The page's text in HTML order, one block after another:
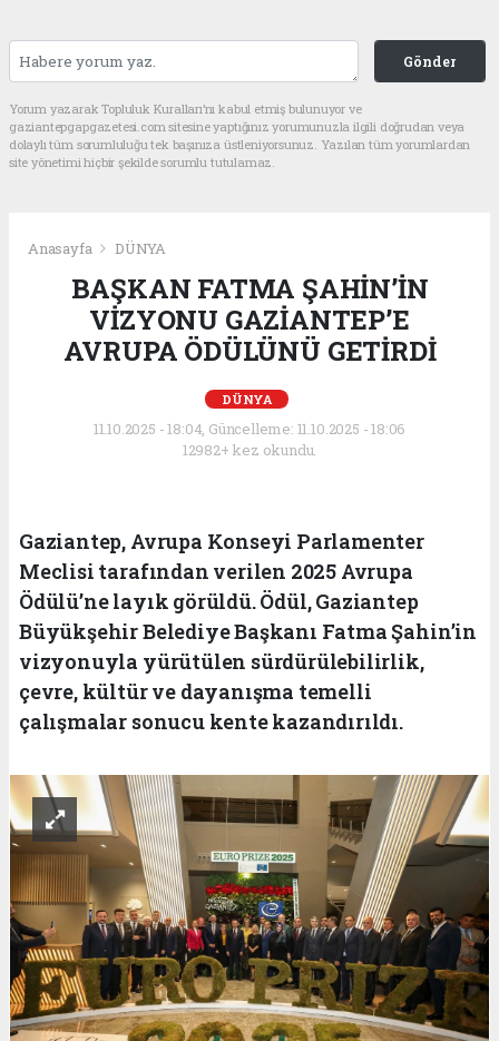
Gönder
Yorum yazarak Topluluk Kuralları’nı kabul etmiş bulunuyor ve
gaziantepgapgazetesi.com sitesine yaptığınız yorumunuzla ilgili doğrudan veya
dolaylı tüm sorumluluğu tek başınıza üstleniyorsunuz. Yazılan tüm yorumlardan
site yönetimi hiçbir şekilde sorumlu tutulamaz.
Anasayfa DÜNYA
BAŞKAN FATMA ŞAHİN’İN
VİZYONU GAZİANTEP’E
AVRUPA ÖDÜLÜNÜ GETİRDİ
DÜNYA
11.10.2025 - 18:04, Güncelleme: 11.10.2025 - 18:06
12982+ kez okundu.
Gaziantep, Avrupa Konseyi Parlamenter
Meclisi tarafından verilen 2025 Avrupa
Ödülü’ne layık görüldü. Ödül, Gaziantep
Büyükşehir Belediye Başkanı Fatma Şahin’in
vizyonuyla yürütülen sürdürülebilirlik,
çevre, kültür ve dayanışma temelli
çalışmalar sonucu kente kazandırıldı.